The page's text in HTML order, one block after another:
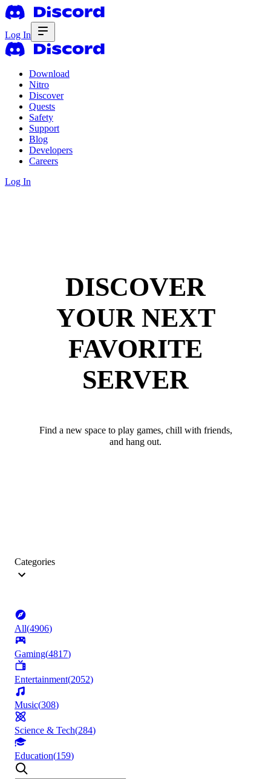
Log In
Download
Nitro
Discover
Quests
Safety
Support
Blog
Developers
Careers
Log In
DISCOVER
YOUR NEXT
FAVORITE
SERVER
Find a new space to play games, chill with friends,
and hang out.
Categories
All(4906)
Gaming(4817)
Entertainment(2052)
Music(308)
Science & Tech(284)
Education(159)